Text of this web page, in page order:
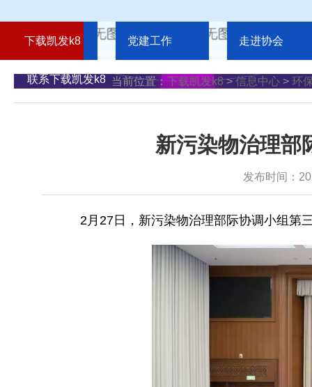
下载凯发k8 党建工作 走进协会
联系下载凯发k8 当前位置： 下载凯发k8>信息中心 > 环
新污染物治理部
发布时间：
2月27日，新污染物治理部际协调小组第三